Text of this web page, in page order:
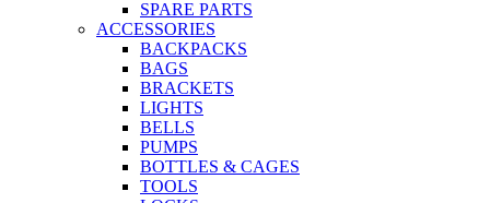
SPARE PARTS
ACCESSORIES
BACKPACKS
BAGS
BRACKETS
LIGHTS
BELLS
PUMPS
BOTTLES & CAGES
TOOLS